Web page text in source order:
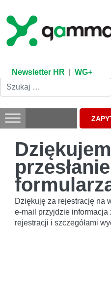
content
Newsletter HR WG+
przesłanie
Dziękuję za rejestrację na
e-mail przyjdzie informacja
rejestracji i szczegółami